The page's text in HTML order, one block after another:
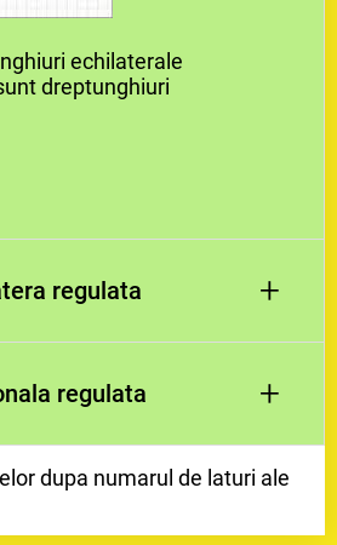
echilaterale
dreptunghiuri
regulata +
regulata +
dupa numarul de laturi ale